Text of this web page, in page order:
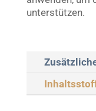
unterstützen.